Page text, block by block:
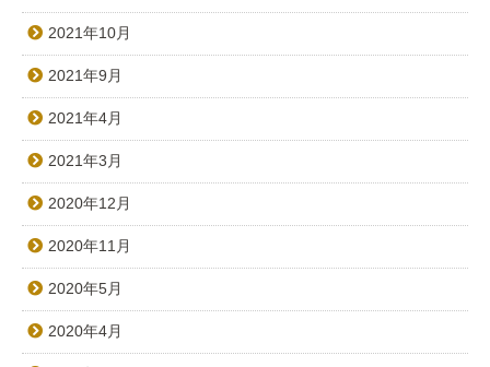
2021年10月
2021年9月
2021年4月
2021年3月
2020年12月
2020年11月
2020年5月
2020年4月